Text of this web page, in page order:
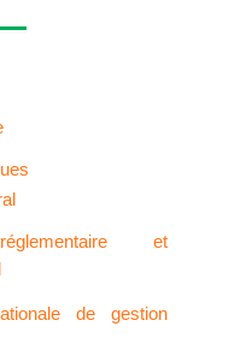
et
de gestion